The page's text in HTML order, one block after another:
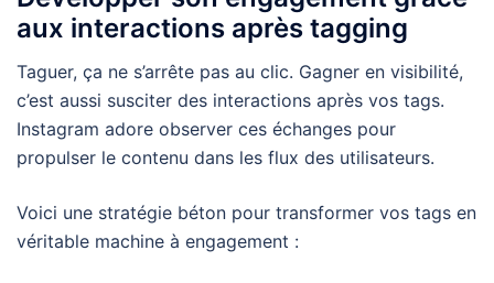
aux interactions après tagging
Taguer, ça ne s’arrête pas au clic. Gagner en visibilité,
c’est aussi susciter des interactions après vos tags.
Instagram adore observer ces échanges pour
propulser le contenu dans les flux des utilisateurs.
Voici une stratégie béton pour transformer vos tags en
véritable machine à engagement :